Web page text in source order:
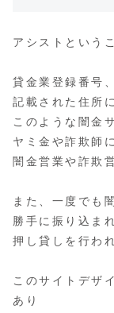
アシストという
貸金業登録番号
記載された住所
このような闇金
ヤミ金や詐欺師
闇金営業や詐欺
また、一度でも
勝手に振り込ま
押し貸しを行わ
このサイトデザ
あり